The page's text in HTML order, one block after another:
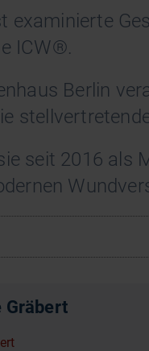
examinierte
ICW®.
Berlin
seit 2016 als
Gräbert